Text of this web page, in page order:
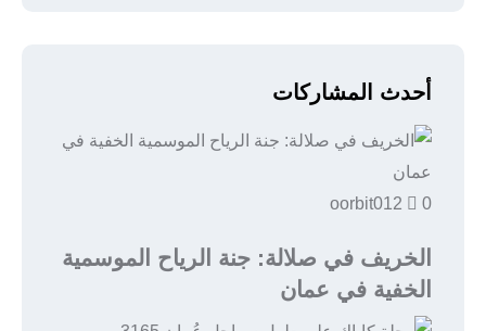
أحدث المشاركات
oorbit012 0
الخريف في صلالة: جنة الرياح الموسمية
الخفية في عمان